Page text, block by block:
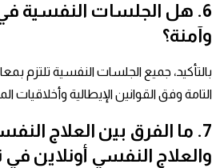
6. هل الجلسات النفسية
وآمنة؟
بالتأكيد، جميع الجلسات النفسية تلتزم
التامة وفق القوانين الإيطالية وأخلاقيات
7. ما الفرق بين العلاج
والعلاج النفسي أونلاين في